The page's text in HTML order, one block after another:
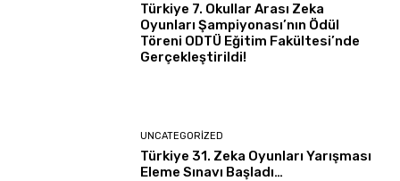
Türkiye 7. Okullar Arası Zeka
Oyunları Şampiyonası’nın Ödül
Töreni ODTÜ Eğitim Fakültesi’nde
Gerçekleştirildi!
UNCATEGORIZED
Türkiye 31. Zeka Oyunları Yarışması
Eleme Sınavı Başladı…